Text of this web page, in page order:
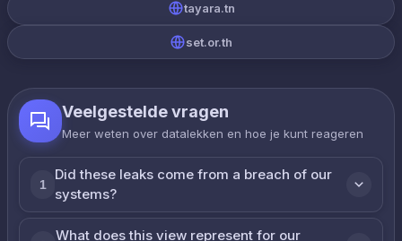
tayara.tn
set.or.th
Veelgestelde vragen
Meer weten over datalekken en hoe je kunt reageren
1
Did these leaks come from a breach of our
systems?
What does this view represent for our